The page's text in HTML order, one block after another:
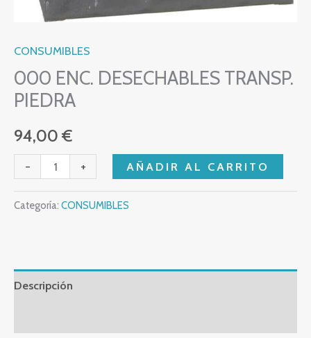
CONSUMIBLES
000 ENC. DESECHABLES TRANSP.
PIEDRA
94,00 €
- + AÑADIR AL CARRITO
Categoría: CONSUMIBLES
Descripción